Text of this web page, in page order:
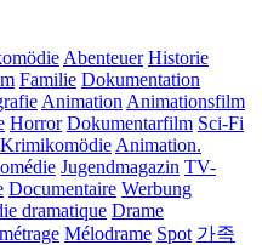
Abenteuer Historie
Familie Dokumentation
Animation Animationsfilm
Horror Dokumentarfilm Sci-Fi
Krimikomödie Animation.
Jugendmagazin TV-
Documentaire Werbung
dramatique Drame
Mélodrame Spot 가족